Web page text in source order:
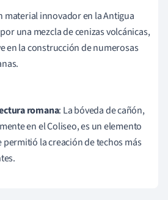
material innovador en la Antigua
una mezcla de cenizas volcánicas,
en la construcción de numerosas
romana: La bóveda de cañón,
en el Coliseo, es un elemento
la creación de techos más